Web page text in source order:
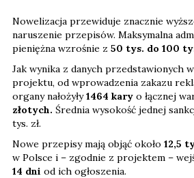
Nowelizacja przewiduje znacznie
naruszenie przepisów. Maksymalna
pieniężna wzrośnie z 50 tys. do 100
Jak wynika z danych przedstawionych
projektu, od wprowadzenia zakazu
organy nałożyły1464 kary o łącznej
złotych. Średnia wysokość jednej
tys. zł.
Nowe przepisy mają objąć około 12,5
w Polsce i – zgodnie z projektem –
14 dni od ich ogłoszenia.